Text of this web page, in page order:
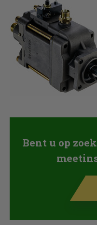
Bent u op